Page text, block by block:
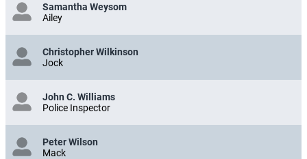
Samantha Weysom
Ailey
Christopher Wilkinson
Jock
John C. Williams
Police Inspector
Peter Wilson
Mack